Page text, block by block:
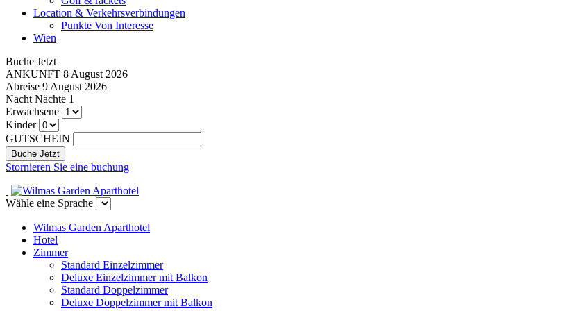
Location & Verkehrsverbindungen
Punkte Von Interesse
Wien
Buche Jetzt
ANKUNFT 8 August 2026
Abreise 9 August 2026
Nacht Nächte 1
Erwachsene
Kinder
GUTSCHEIN
Stornieren Sie eine buchung
Wähle eine Sprache
Wilmas Garden Aparthotel
Hotel
Zimmer
Standard Einzelzimmer
Deluxe Einzelzimmer mit Balkon
Standard Doppelzimmer
Deluxe Doppelzimmer mit Balkon